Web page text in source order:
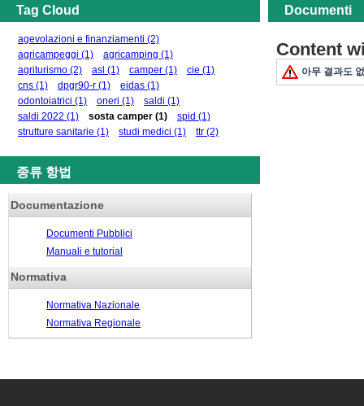
Tag Cloud
agevolazioni e finanziamenti (2)
agricampeggi (1) agricamping (1)
agriturismo (2) asl (1) camper (1) cie (1)
cns (1) dpgr90-r (1) eidas (1)
odontoiatrici (1) oneri (1) saldi (1)
saldi 2022 (1) sosta camper (1) spid (1)
strutture sanitarie (1) studi medici (1) ttr (2)
종류 항법
Documentazione
Documenti Pubblici
Manuali e tutorial
Normativa
Normativa Nazionale
Normativa Regionale
Documenti
Content
아무 결과도